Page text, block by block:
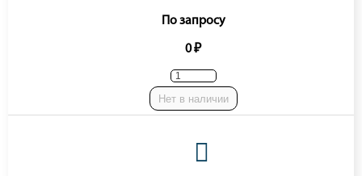
По запросу
0 ₽
Нет в наличии